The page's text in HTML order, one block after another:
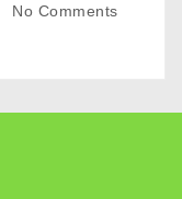
No Comments